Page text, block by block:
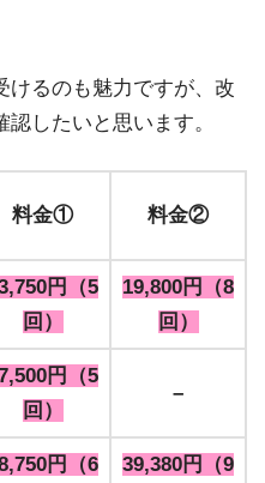
けるのも魅力ですが、改
したいと思います。
料金① 料金②
円（5
回）
19,800円（8
回）
円（5
回）
–
円（6
39,380円（9